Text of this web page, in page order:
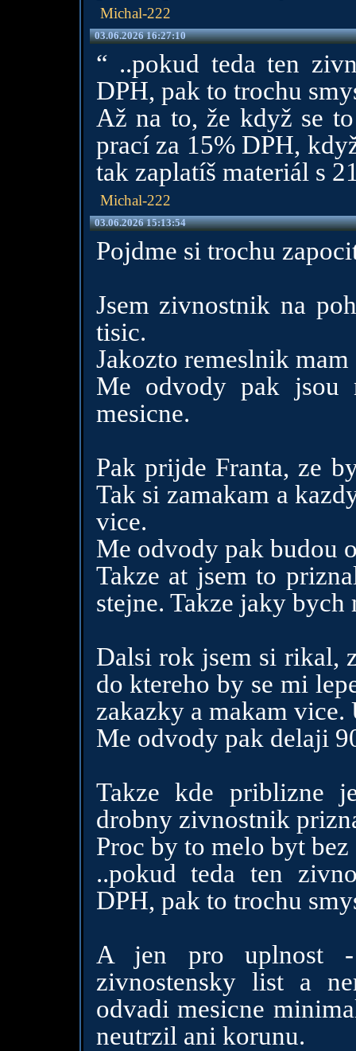
Michal-222
03.06.2026 16:27:10
“ ..pokud teda ten
DPH, pak to trochu
Až na to, že když se
prací za 15% DPH,
tak zaplatíš materiál s
Michal-222
03.06.2026 15:13:54
Pojdme si trochu
Jsem zivnostnik na
tisic.
Jakozto remeslnik
Me odvody pak
mesicne.
Pak prijde Franta, ze
Tak si zamakam a
vice.
Me odvody pak budou
Takze at jsem to
stejne. Takze jaky
Dalsi rok jsem si rikal,
do ktereho by se mi
zakazky a makam
Me odvody pak delaji
Takze kde priblizne
drobny zivnostnik
Proc by to melo byt
..pokud teda ten
DPH, pak to trochu
A jen pro uplnost
zivnostensky list a
odvadi mesicne
neutrzil ani korunu.